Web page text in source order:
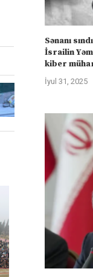
Sənanı
İsrailin
kiber
İyul 31, 2025